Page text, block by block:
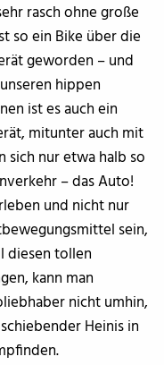
rasch ohne große
so ein Bike über die
geworden – und
hippen
ist es auch ein
mitunter auch mit
sich nur etwa halb so
– das Auto!
und nicht nur
sein,
diesen tollen
kann man
nicht umhin,
Heinis in